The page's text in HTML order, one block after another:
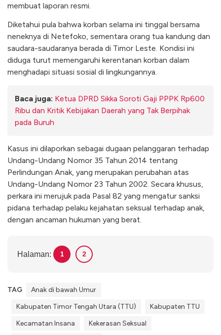
membuat laporan resmi.
Diketahui pula bahwa korban selama ini tinggal bersama
neneknya di Netefoko, sementara orang tua kandung dan
saudara-saudaranya berada di Timor Leste. Kondisi ini
diduga turut memengaruhi kerentanan korban dalam
menghadapi situasi sosial di lingkungannya.
Baca juga: Ketua DPRD Sikka Soroti Gaji PPPK Rp600
Ribu dan Kritik Kebijakan Daerah yang Tak Berpihak
pada Buruh
Kasus ini dilaporkan sebagai dugaan pelanggaran terhadap
Undang-Undang Nomor 35 Tahun 2014 tentang
Perlindungan Anak, yang merupakan perubahan atas
Undang-Undang Nomor 23 Tahun 2002. Secara khusus,
perkara ini merujuk pada Pasal 82 yang mengatur sanksi
pidana terhadap pelaku kejahatan seksual terhadap anak,
dengan ancaman hukuman yang berat.
Halaman: 1 2
TAG
Anak di bawah Umur
Kabupaten Timor Tengah Utara (TTU)
Kabupaten TTU
Kecamatan Insana
Kekerasan Seksual